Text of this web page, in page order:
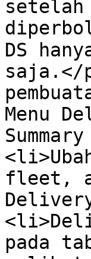
DS
saja.</
Menu
fleet,
pada